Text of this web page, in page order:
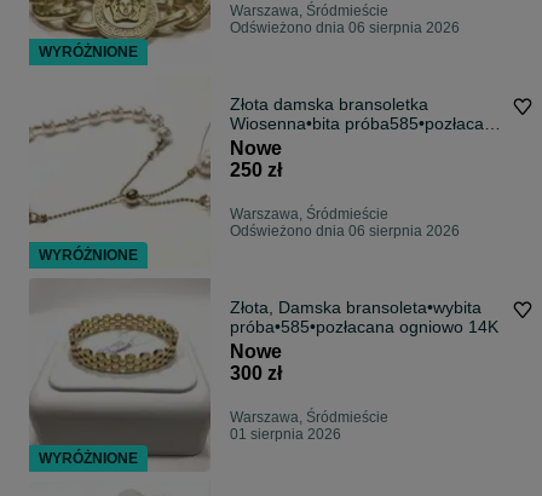
Warszawa, Śródmieście
Odświeżono dnia 06 sierpnia 2026
Złota damska bransoletka
Wiosenna•bita próba585•pozłacana
ogniowo 14K
Nowe
250 zł
Warszawa, Śródmieście
Odświeżono dnia 06 sierpnia 2026
Złota, Damska bransoleta•wybita
próba•585•pozłacana ogniowo 14K
Nowe
300 zł
Warszawa, Śródmieście
01 sierpnia 2026
WYRÓŻNIONE
WYRÓŻNIONE
WYRÓŻNIONE